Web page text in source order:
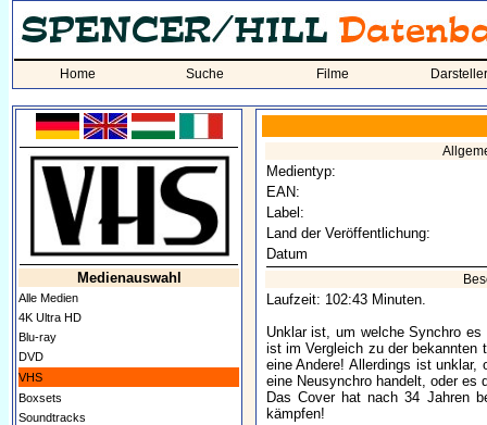
Home Suche Filme Darsteller
Medienauswahl
Alle Medien
4K Ultra HD
Blu-ray
DVD
VHS
Boxsets
Soundtracks
Medientyp:
EAN:
Label:
Land der Veröffentlichung:
Datum
Laufzeit: 102:43 Minuten.
Unklar ist, um welche Synchro
ist im Vergleich zu der bekannten
eine Andere! Allerdings ist
eine Neusynchro handelt, oder
Das Cover hat nach 34 Jahren
kämpfen!